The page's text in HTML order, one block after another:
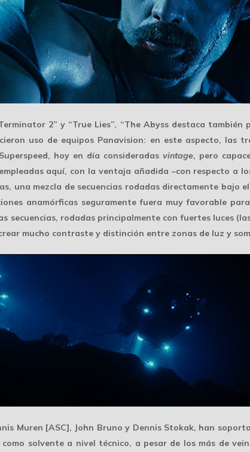
2” y “True Lies”, “The Abyss destaca
uso de equipos Panavision: en este aspecto, las
Superspeed, hoy en día consideradasvintage, pero
aquí, con la ventaja añadida –con respecto a
una mezcla de secuencias rodadas directamente bajo
anamórficas seguramente fuera muy favorable
secuencias, rodadas principalmente con fuertes luces
mucho contraste y distinción entre zonas de luz y
Muren [ASC], John Bruno y Dennis Stokak, han
solvente a nivel técnico, a pesar de los más de